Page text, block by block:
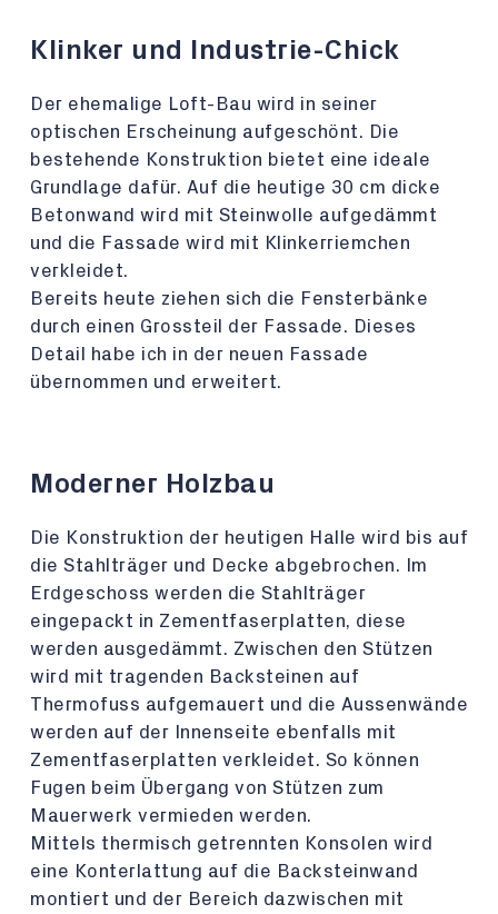
Klinker und Industrie-Chick
Der ehemalige Loft-Bau wird in seiner
optischen Erscheinung aufgeschönt. Die
bestehende Konstruktion bietet eine ideale
Grundlage dafür. Auf die heutige 30 cm dicke
Betonwand wird mit Steinwolle aufgedämmt
und die Fassade wird mit Klinkerriemchen
verkleidet.
Bereits heute ziehen sich die Fensterbänke
durch einen Grossteil der Fassade. Dieses
Detail habe ich in der neuen Fassade
übernommen und erweitert.
Moderner Holzbau
Die Konstruktion der heutigen Halle wird bis auf
die Stahlträger und Decke abgebrochen. Im
Erdgeschoss werden die Stahlträger
eingepackt in Zementfaserplatten, diese
werden ausgedämmt. Zwischen den Stützen
wird mit tragenden Backsteinen auf
Thermofuss aufgemauert und die Aussenwände
werden auf der Innenseite ebenfalls mit
Zementfaserplatten verkleidet. So können
Fugen beim Übergang von Stützen zum
Mauerwerk vermieden werden.
Mittels thermisch getrennten Konsolen wird
eine Konterlattung auf die Backsteinwand
montiert und der Bereich dazwischen mit